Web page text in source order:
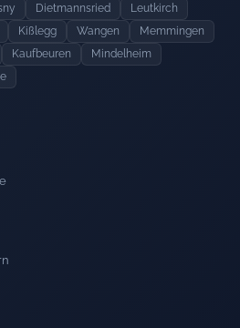
Dietmannsried
Leutkirch
Kißlegg Wangen
Memmingen
Kaufbeuren
Mindelheim